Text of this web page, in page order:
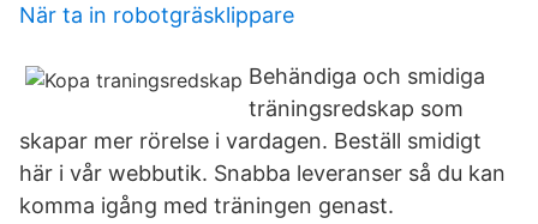
När ta in robotgräsklippare
Behändiga och smidiga
träningsredskap som
skapar mer rörelse i vardagen. Beställ smidigt
här i vår webbutik. Snabba leveranser så du kan
komma igång med träningen genast.